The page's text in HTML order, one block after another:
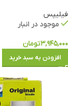
فیلیپس
موجود در انبار
۳,۹۴۵,۰۰۰تومان
افزودن به سبد خرید